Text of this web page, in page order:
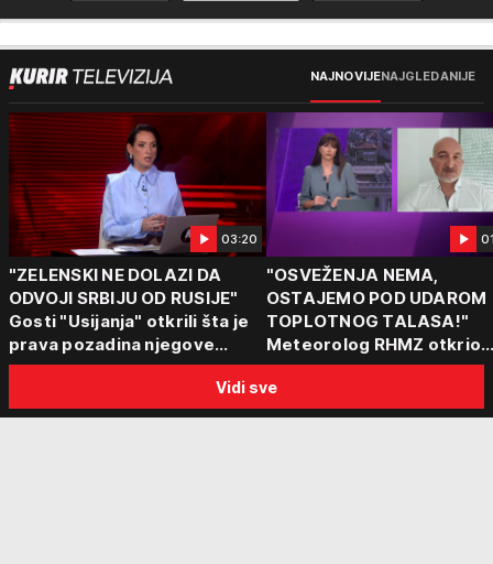
NAJNOVIJENAJGLEDANIJE
03:20
"ZELENSKI NE DOLAZI DA
ODVOJI SRBIJU OD RUSIJE"
Gosti "Usijanja" otkrili šta je
prava pozadina njegove
posete Beogradu
"OSVEŽENJA NEMA,
OSTAJEMO POD UDAROM
TOPLOTNOG TALASA!"
Meteorolog RHMZ otkrio
kakvo vreme nas čeka do
kraja avgusta
Vidi sve